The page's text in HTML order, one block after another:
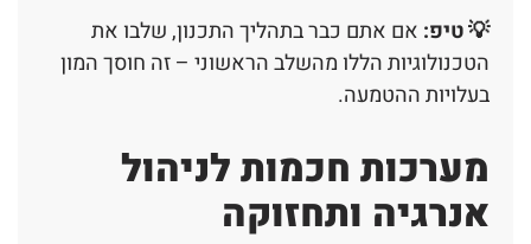
💡 טיפ: אם אתם כבר בתהליך התכנון, שלבו את
הטכנולוגיות הללו מהשלב הראשוני – זה חוסך המון
בעלויות ההטמעה.
מערכות חכמות לניהול
אנרגיה ותחזוקה